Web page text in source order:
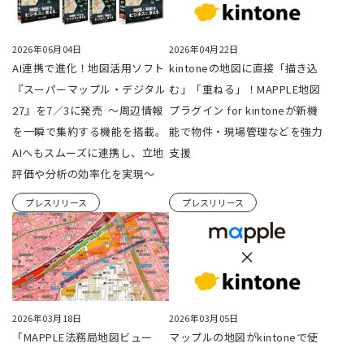
2026年06月04日
AI連携で進化！地図活用ソフト
『スーパーマップル・デジタル
27』を7／3に発売 ～周辺情報
を一瞬で集約する機能を搭載。
AIへもスムーズに連携し、立地
評価や分析の効率化を実現～
プレスリリース
2026年04月22日
kintoneの地図に直接「描き込
む」「重ねる」！MAPPLE地図
プラグイン for kintoneが新機
能で物件・現場管理などを強力
支援
プレスリリース
2026年03月18日
「MAPPLE法務局地図ビュー
2026年03月05日
マップルの地図がkintoneで使